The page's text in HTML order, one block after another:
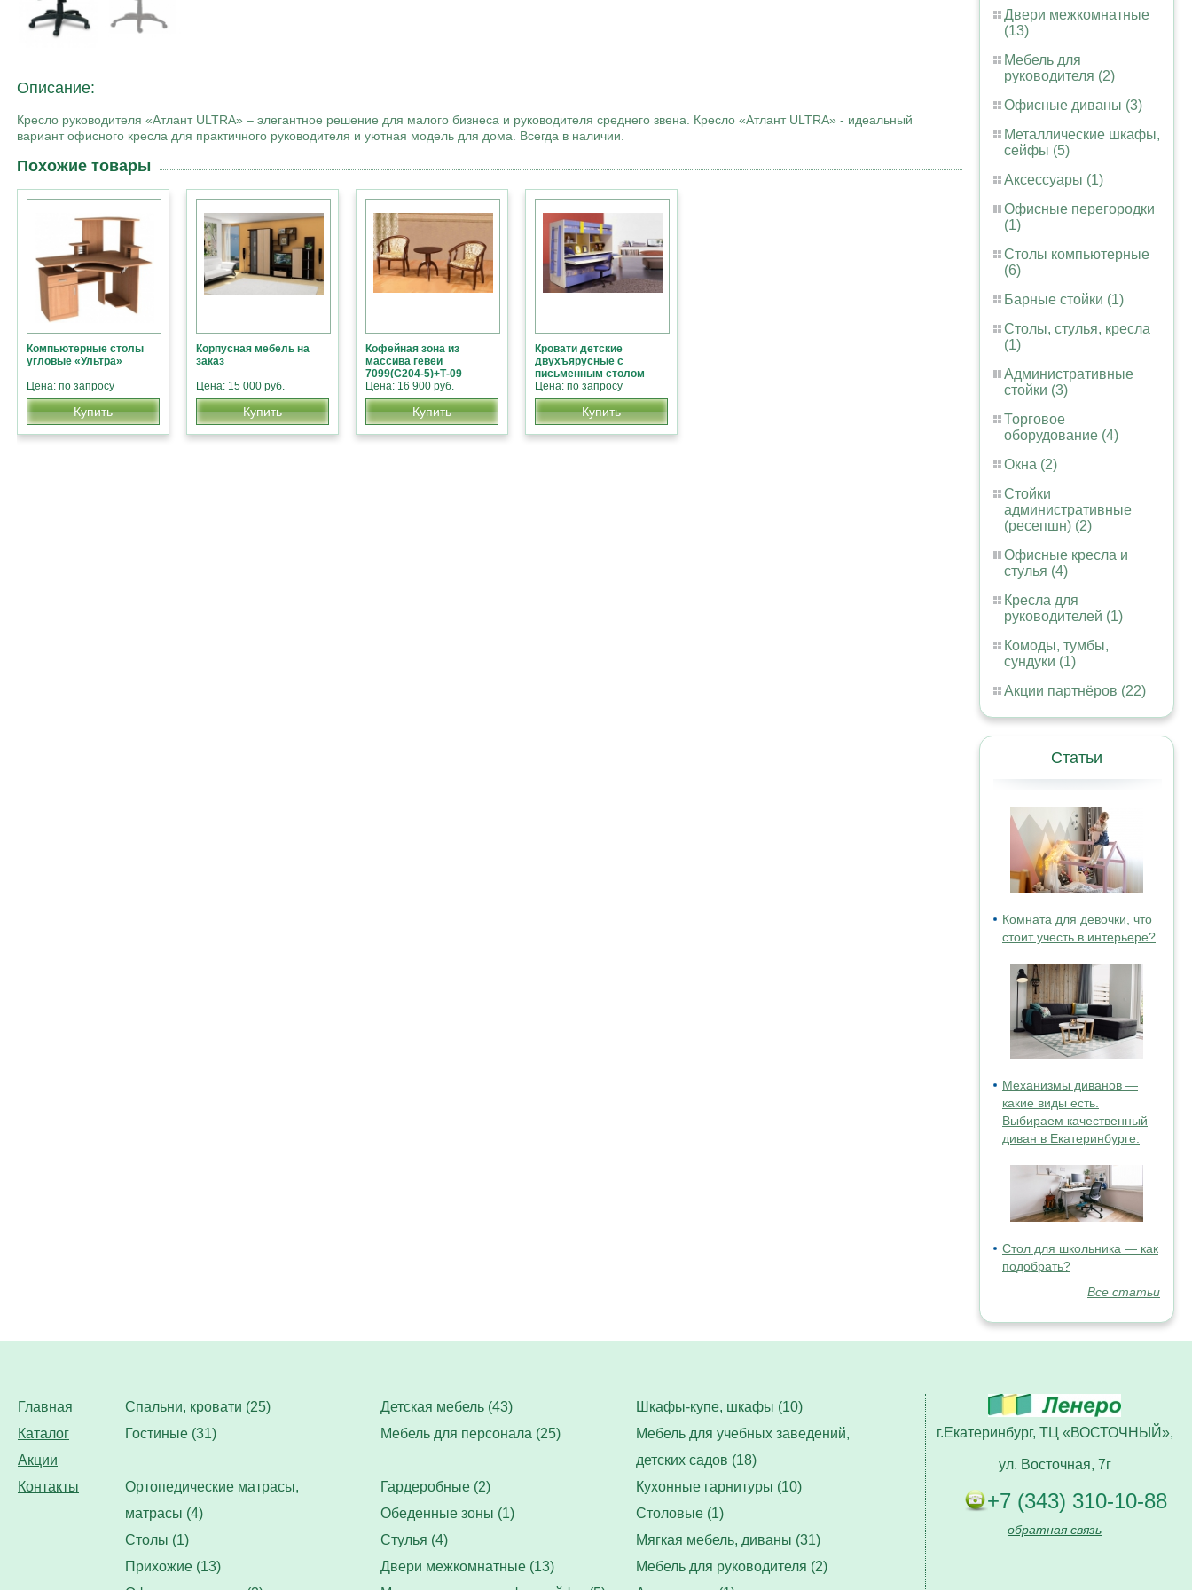
Двери межкомнатные
(13)
Мебель для
руководителя (2)
Офисные диваны (3)
Металлические шкафы,
сейфы (5)
Аксессуары (1)
Офисные перегородки
(1)
Столы компьютерные
(6)
Барные стойки (1)
Столы, стулья, кресла
(1)
Административные
стойки (3)
Торговое
оборудование (4)
Окна (2)
Стойки
административные
(ресепшн) (2)
Офисные кресла и
стулья (4)
Кресла для
руководителей (1)
Комоды, тумбы,
сундуки (1)
Акции партнёров (22)
Статьи
Комната для девочки, что
стоит учесть в интерьере?
Механизмы диванов —
какие виды есть.
Выбираем качественный
диван в Екатеринбурге.
Стол для школьника — как
подобрать?
Все статьи
Описание:
Кресло руководителя «Атлант ULTRA» – элегантное решение для малого бизнеса и руководителя среднего звена. Кресло «Атлант ULTRA» - идеальный
вариант офисного кресла для практичного руководителя и уютная модель для дома. Всегда в наличии.
Похожие товары
Компьютерные столы
угловые «Ультра»
Цена: по запросу
Купить
Корпусная мебель на
заказ
Цена: 15 000 руб.
Купить
Кофейная зона из
массива гевеи
7099(С204-5)+Т-09
Цена: 16 900 руб.
Купить
Кровати детские
двухъярусные с
письменным столом
Цена: по запросу
Купить
Главная
Каталог
Акции
Контакты
г.Екатеринбург, ТЦ «ВОСТОЧНЫЙ»,
ул. Восточная, 7г
+7 (343) 310-10-88
обратная связь
Спальни, кровати (25) Детская мебель (43)
Шкафы-купе, шкафы (10)
Гостиные (31)
Мебель для персонала (25)
Мебель для учебных заведений,
детских садов (18)
Ортопедические матрасы,
матрасы (4)
Гардеробные (2)
Кухонные гарнитуры (10)
Обеденные зоны (1)
Столовые (1)
Столы (1)
Стулья (4)
Мягкая мебель, диваны (31)
Прихожие (13)
Двери межкомнатные (13)
Мебель для руководителя (2)